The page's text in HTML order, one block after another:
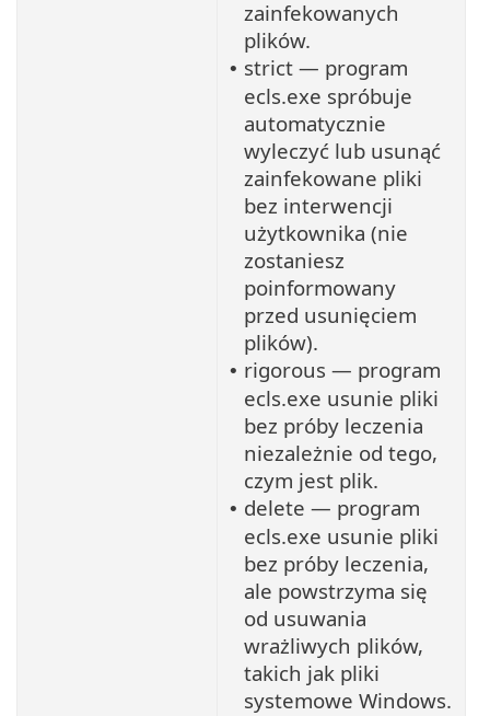
zainfekowanych
plików.
• strict — program
ecls.exe spróbuje
automatycznie
wyleczyć lub usunąć
zainfekowane pliki
bez interwencji
użytkownika (nie
zostaniesz
poinformowany
przed usunięciem
plików).
• rigorous — program
ecls.exe usunie pliki
bez próby leczenia
niezależnie od tego,
czym jest plik.
• delete — program
ecls.exe usunie pliki
bez próby leczenia,
ale powstrzyma się
od usuwania
wrażliwych plików,
takich jak pliki
systemowe Windows.